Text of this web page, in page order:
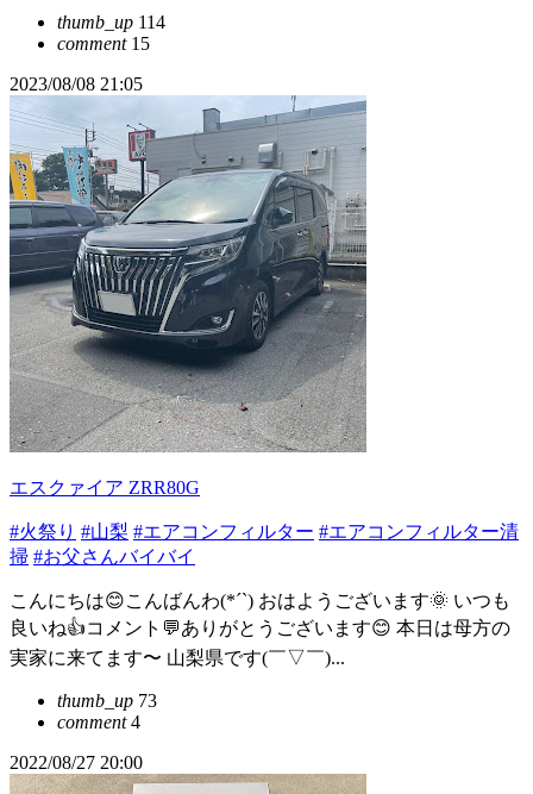
thumb_up 114
comment15
2023/08/08 21:05
エスクァイア ZRR80G
#火祭り #山梨 #エアコンフィルター #エアコンフィルター清
掃 #お父さんバイバイ
こんにちは😊こんばんわ(*´`) おはようございます🌞 いつも
良いね👍コメント💬ありがとうございます😊 本日は母方の
実家に来てます〜 山梨県です(￣▽￣)...
thumb_up 73
comment4
2022/08/27 20:00